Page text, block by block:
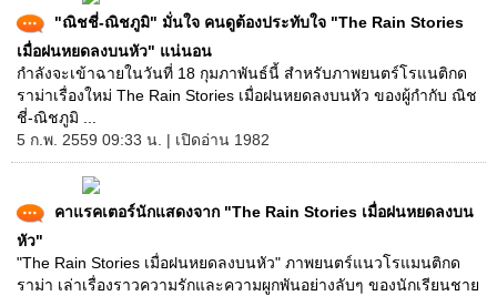
"ณิชชี่-ณิชภูมิ" มั่นใจ คนดูต้องประทับใจ "The Rain Stories
เมื่อฝนหยดลงบนหัว" แน่นอน
กำลังจะเข้าฉายในวันที่ 18 กุมภาพันธ์นี้ สำหรับภาพยนตร์โรแนติกด
ราม่าเรื่องใหม่ The Rain Stories เมื่อฝนหยดลงบนหัว ของผู้กำกับ ณิช
ชี่-ณิชภูมิ ...
5 ก.พ. 2559 09:33 น. | เปิดอ่าน 1982
คาแรคเตอร์นักแสดงจาก "The Rain Stories เมื่อฝนหยดลงบน
หัว"
"The Rain Stories เมื่อฝนหยดลงบนหัว" ภาพยนตร์แนวโรแมนติกด
ราม่า เล่าเรื่องราวความรักและความผูกพันอย่างลับๆ ของนักเรียนชาย